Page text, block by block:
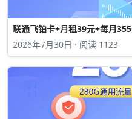
联通飞铂卡+月租39元+每月
2026年7月30日 · 阅读 1123